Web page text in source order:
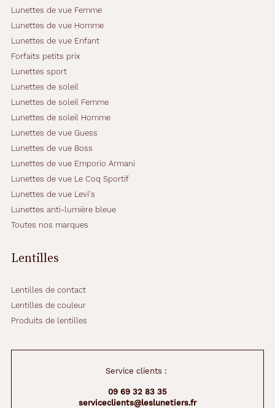
e
u
b
l
i
e
c
o
u
e
u
r
b
u
n
r
i
t
a
c
a
Lunettes de vue Femme
Lunettes de vue Homme
Lunettes de vue Enfant
Forfaits petits prix
Lunettes sport
Lunettes de soleil
Lunettes de soleil Femme
Lunettes de soleil Homme
Lunettes de vue Guess
Lunettes de vue Boss
Lunettes de vue Emporio Armani
Lunettes de vue Le Coq Sportif
Lunettes de vue Levi's
Lunettes anti-lumière bleue
Toutes nos marques
Lentilles
Lentilles de contact
Lentilles de couleur
Produits de lentilles
Service clients :
09 69 32 83 35
serviceclients@leslunetiers.fr